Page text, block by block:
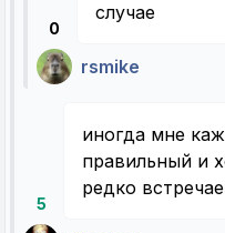
0
случае
rsmike
5
иногда мне
правильный и
редко